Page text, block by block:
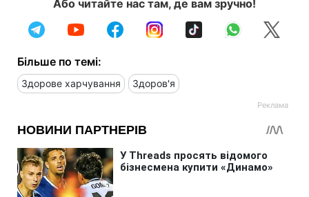
Або читайте нас там, де вам зручно!
Більше по темі:
Здорове харчування Здоров'я